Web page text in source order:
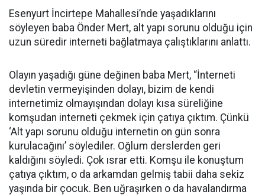
Esenyurt İncirtepe Mahallesi’nde yaşadıklarını
söyleyen baba Önder Mert, alt yapı sorunu olduğu için
uzun süredir interneti bağlatmaya çalıştıklarını anlattı.
Olayın yaşadığı güne değinen baba Mert, “İnterneti
devletin vermeyişinden dolayı, bizim de kendi
internetimiz olmayışından dolayı kısa süreliğine
komşudan interneti çekmek için çatıya çıktım. Çünkü
‘Alt yapı sorunu olduğu internetin on gün sonra
kurulacağını’ söylediler. Oğlum derslerden geri
kaldığını söyledi. Çok ısrar etti. Komşu ile konuştum
çatıya çıktım, o da arkamdan gelmiş tabii daha sekiz
yaşında bir çocuk. Ben uğraşırken o da havalandırma